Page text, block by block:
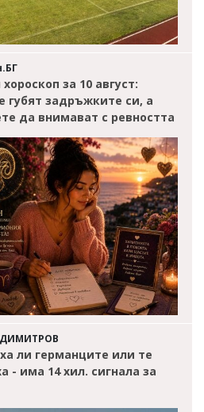
за 10 август:
губят задръжките си, а
да внимават с ревността
ли германците или те
- има 14 хил. сигнала за